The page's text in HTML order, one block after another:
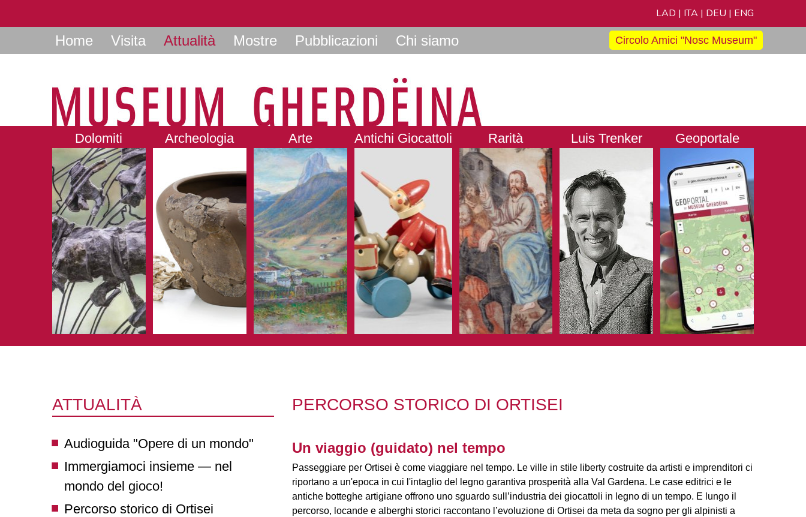
LAD | ITA | DEU | ENG
Home Visita Attualità Mostre Pubblicazioni Chi siamo Circolo Amici "Nosc Museum"
Dolomiti Archeologia Arte Antichi Giocattoli Rarità Luis Trenker Geoportale
ATTUALITÀ
Audioguida "Opere di un mondo"
Immergiamoci insieme — nel
mondo del gioco!
Percorso storico di Ortisei
PERCORSO STORICO DI ORTISEI
Un viaggio (guidato) nel tempo
Passeggiare per Ortisei è come viaggiare nel tempo. Le ville in stile liberty costruite da artisti e imprenditori ci
riportano a un'epoca in cui l'intaglio del legno garantiva prosperità alla Val Gardena. Le case editrici e le
antiche botteghe artigiane offrono uno sguardo sull’industria dei giocattoli in legno di un tempo. E lungo il
percorso, locande e alberghi storici raccontano l’evoluzione di Ortisei da meta da sogno per gli alpinisti a